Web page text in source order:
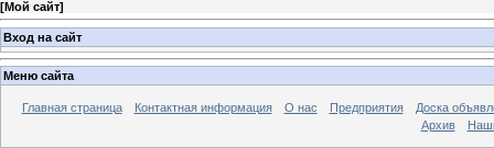
[Мой сайт]
Вход на сайт
Меню сайта
Главная страница Контактная информация О нас Предприятия
Доска
Архив